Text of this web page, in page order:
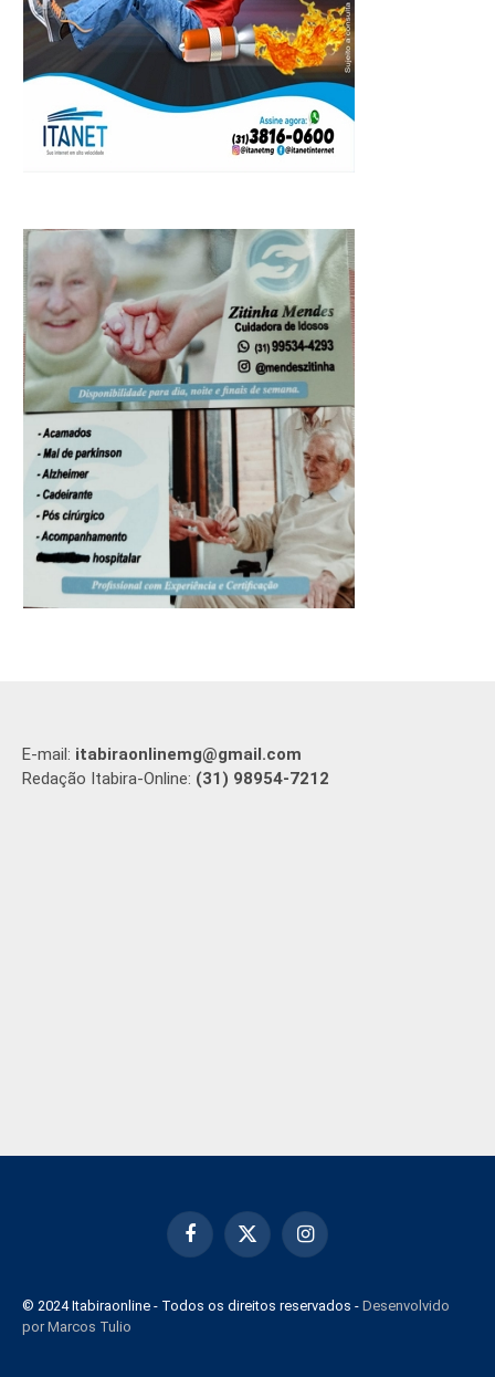
E-mail: itabiraonlinemg@gmail.com
Redação Itabira-Online: (31) 98954-7212
Facebook
X
Instagram
© 2024 Itabiraonline - Todos os direitos reservados - Desenvolvido
por Marcos Tulio